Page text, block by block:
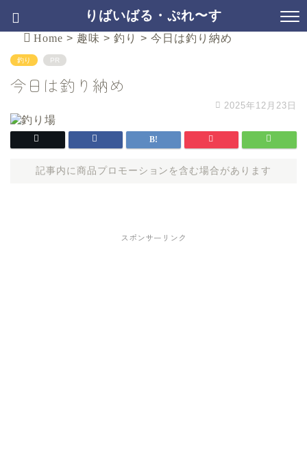
りばいばる・ぷれ〜す
Home > 趣味 > 釣り > 今日は釣り納め
釣り PR
今日は釣り納め
2025年12月23日
記事内に商品プロモーションを含む場合があります
スポンサーリンク